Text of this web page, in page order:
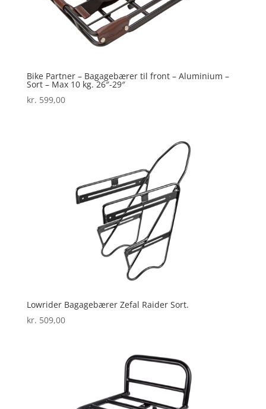
Bike Partner – Bagagebærer til front – Aluminium –
Sort – Max 10 kg. 26″-29″
kr. 599,00
Lowrider Bagagebærer Zefal Raider Sort.
kr. 509,00